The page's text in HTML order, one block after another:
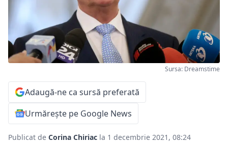
Sursa: Dreamstime
Adaugă-ne ca sursă preferată
Urmărește pe Google News
Publicat de Corina Chiriac la 1 decembrie 2021, 08:24